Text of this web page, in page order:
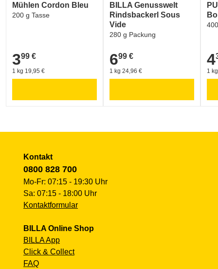
Mühlen Cordon Bleu
200 g Tasse
3,99 €
399 €
1 kg 19,95 €
BILLA Genusswelt
Rindsbackerl Sous
Vide
280 g Packung
6,99 €
699 €
1 kg 24,96 €
4
1
Kontakt
0800 828 700
Mo-Fr: 07:15 - 19:30 Uhr
Sa: 07:15 - 18:00 Uhr
Kontaktformular
BILLA Online Shop
BILLA App
Click & Collect
FAQ